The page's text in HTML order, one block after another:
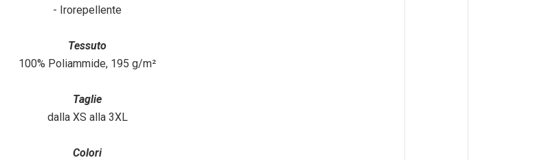
- Irorepellente
Tessuto
100% Poliammide, 195 g/m²
Taglie
dalla XS alla 3XL
Colori